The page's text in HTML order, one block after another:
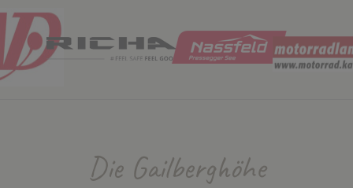
Die Gailberghöhe